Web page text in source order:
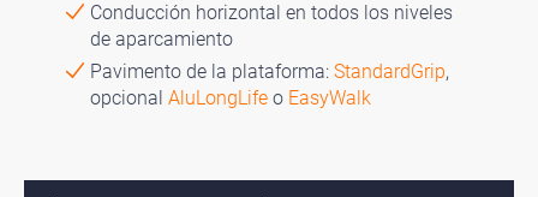
Conducción horizontal en todos los niveles
de aparcamiento
Pavimento de la plataforma: StandardGrip,
opcional AluLongLife o EasyWalk